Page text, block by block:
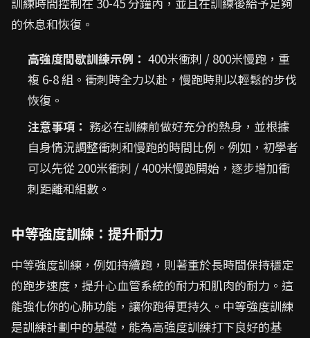
的休息和恢復。
高強度間歇訓練示例： 400米衝刺 / 800米慢跑，重
複 6-8 組。衝刺時全力以赴，慢跑時則以輕鬆的步伐
恢復。
注意事項： 務必在訓練前做好充分的熱身，並根據
自身情況調整衝刺和慢跑的時間比例。例如，初學者
可以先從 200米衝刺 / 400米慢跑開始，逐步增加衝
刺距離和組數。
中等強度訓練：提升耐力
中等強度訓練，例如持續跑，則著重於長時間保持穩定
的跑步速度，提升心血管系統的耐力和肌肉的耐力。這
能強化你的心肺功能，讓你跑得更持久。中等強度訓練
是訓練計劃中的基礎，能為高強度訓練打下良好的基